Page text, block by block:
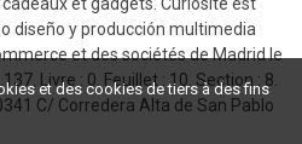
et gadgets. Curiosite est
diseño y producción multimedia
et des sociétés de Madrid le
Livre : 0. Feuillet : 10. Section : 8.
C/ Corredera Alta de San Pablo
et des cookies de tiers à des fins